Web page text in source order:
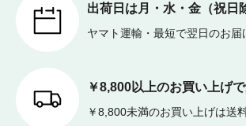
出荷日は月・水・金（祝日
ヤマト運輸・最短で翌日のお届
￥8,800以上のお買い上げ
￥8,800未満のお買い上げは送